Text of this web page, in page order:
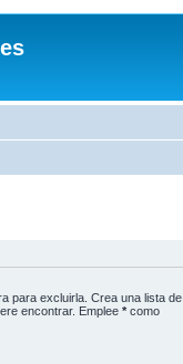
para excluirla. Crea una lista de
encontrar. Emplee * como